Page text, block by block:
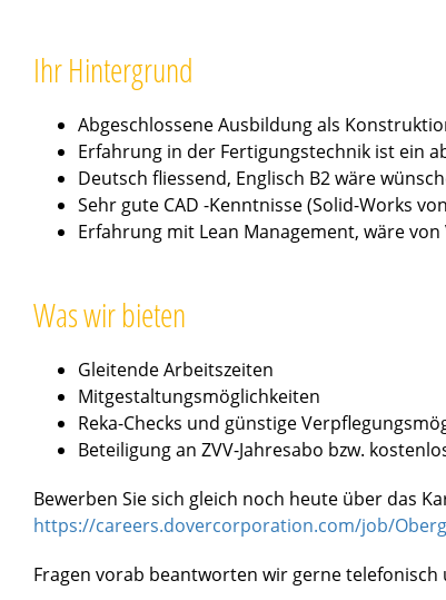
Ihr Hintergrund
Abgeschlossene Ausbildung als
Erfahrung in der Fertigungstechnik ist ein
Deutsch fliessend, Englisch B2 wäre
Sehr gute CAD -Kenntnisse (Solid-Works
Erfahrung mit Lean Management, wäre
Was wir bieten
Gleitende Arbeitszeiten
Mitgestaltungsmöglichkeiten
Reka-Checks und günstige
Beteiligung an ZVV-Jahresabo bzw.
Bewerben Sie sich gleich noch heute über das
https://careers.dovercorporation.com/job/
Fragen vorab beantworten wir gerne telefonisch